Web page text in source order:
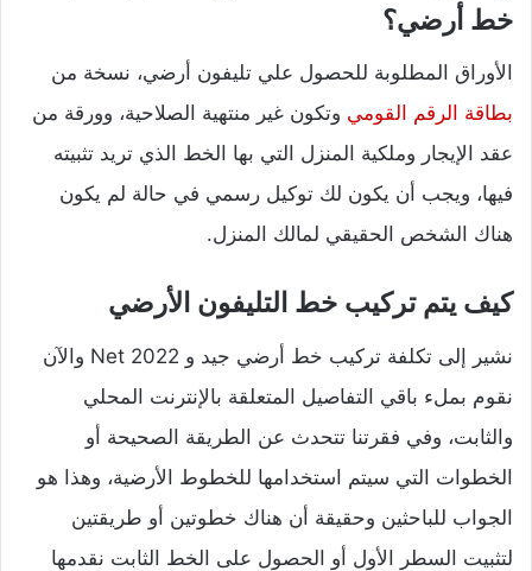
خط أرضي؟
الأوراق المطلوبة للحصول علي تليفون أرضي، نسخة من
بطاقة الرقم القومي وتكون غير منتهية الصلاحية، وورقة من
عقد الإيجار وملكية المنزل التي بها الخط الذي تريد تثبيته
فيها، ويجب أن يكون لك توكيل رسمي في حالة لم يكون
هناك الشخص الحقيقي لمالك المنزل.
كيف يتم تركيب خط التليفون الأرضي
نشير إلى تكلفة تركيب خط أرضي جيد و Net 2022 والآن
نقوم بملء باقي التفاصيل المتعلقة بالإنترنت المحلي
والثابت، وفي فقرتنا تتحدث عن الطريقة الصحيحة أو
الخطوات التي سيتم استخدامها للخطوط الأرضية، وهذا هو
الجواب للباحثين وحقيقة أن هناك خطوتين أو طريقتين
لتثبيت السطر الأول أو الحصول على الخط الثابت نقدمها